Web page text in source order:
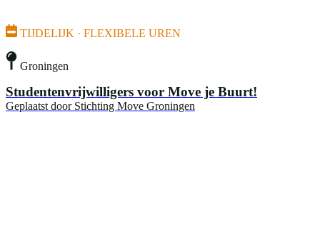
TIJDELIJK · FLEXIBELE UREN
Groningen
Studentenvrijwilligers voor Move je Buurt!
Geplaatst door Stichting Move Groningen